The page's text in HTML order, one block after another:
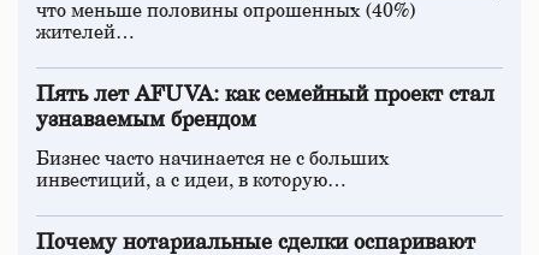
что меньше половины опрошенных (40%)
жителей…
Пять лет AFUVA: как семейный проект стал
узнаваемым брендом
Бизнес часто начинается не с больших
инвестиций, а с идеи, в которую…
Почему нотариальные сделки оспаривают